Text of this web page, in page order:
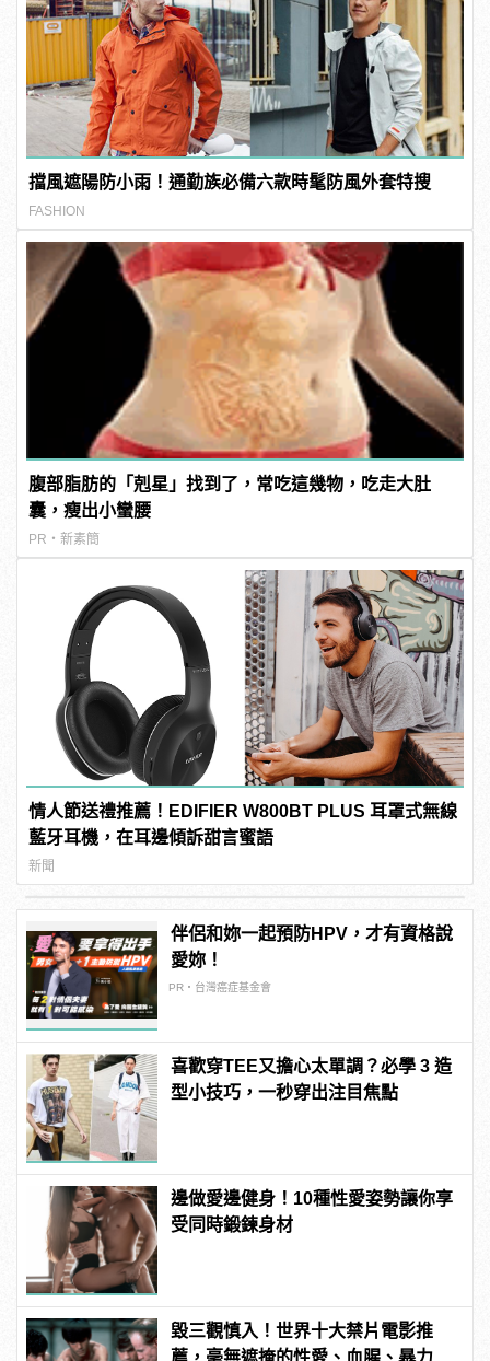
擋風遮陽防小雨！通勤族必備六款時髦防風外套特搜
FASHION
腹部脂肪的「剋星」找到了，常吃這幾物，吃走大肚
囊，瘦出小蠻腰
PR・新素簡
情人節送禮推薦！EDIFIER W800BT PLUS 耳罩式無線
藍牙耳機，在耳邊傾訴甜言蜜語
新聞
伴侶和妳一起預防HPV，才有資格說
愛妳！
PR・台灣癌症基金會
喜歡穿TEE又擔心太單調？必學 3 造
型小技巧，一秒穿出注目焦點
邊做愛邊健身！10種性愛姿勢讓你享
受同時鍛鍊身材
毀三觀慎入！世界十大禁片電影推